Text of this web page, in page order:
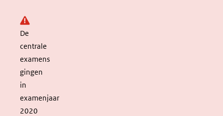
De
centrale
examens
gingen
in
examenjaar
2020